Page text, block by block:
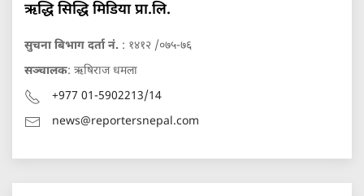
ऋद्धि सिद्धि मिडिया प्रा.लि.
सुचना बिभाग दर्ता नं. : १४१२ /०७५-७६
सञ्चालक: ऋषिराज धमला
+977 01-5902213/14
news@reportersnepal.com